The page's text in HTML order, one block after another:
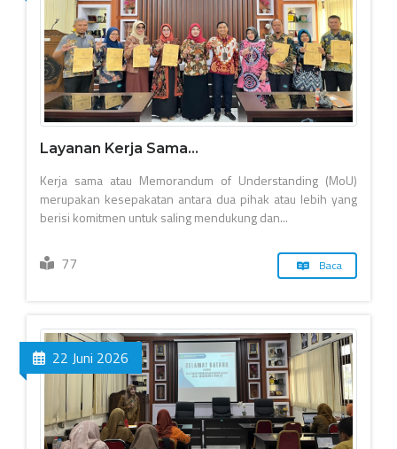
Layanan Kerja Sama...
Kerja sama atau Memorandum of Understanding (MoU)
merupakan kesepakatan antara dua pihak atau lebih yang
berisi komitmen untuk saling mendukung dan...
77 Baca
22 Juni 2026